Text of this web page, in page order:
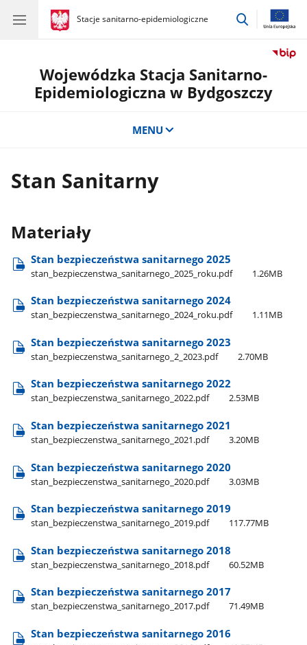
gov.pl
Stacje sanitarno-epidemiologiczne
gov.pl
Stacje
przejdź
Wojewódzka Stacja Sanitarno-
Epidemiologiczna w Bydgoszczy
MENU
Stan Sanitarny
Materiały
Stan bezpieczeństwa sanitarnego 2025
stan​_bezpieczenstwa​_sanitarnego​_2025​_roku.pdf 1.26MB
Stan bezpieczeństwa sanitarnego 2024
stan​_bezpieczenstwa​_sanitarnego​_2024​_roku.pdf 1.11MB
Stan bezpieczeństwa sanitarnego 2023
stan​_bezpieczenstwa​_sanitarnego​_2​_2023.pdf 2.70MB
Stan bezpieczeństwa sanitarnego 2022
stan​_bezpieczenstwa​_sanitarnego​_2022.pdf 2.53MB
Stan bezpieczeństwa sanitarnego 2021
stan​_bezpieczenstwa​_sanitarnego​_2021.pdf 3.20MB
Stan bezpieczeństwa sanitarnego 2020
stan​_bezpieczenstwa​_sanitarnego​_2020.pdf 3.03MB
Stan bezpieczeństwa sanitarnego 2019
stan​_bezpieczenstwa​_sanitarnego​_2019.pdf 117.77MB
Stan bezpieczeństwa sanitarnego 2018
stan​_bezpieczenstwa​_sanitarnego​_2018.pdf 60.52MB
Stan bezpieczeństwa sanitarnego 2017
stan​_bezpieczenstwa​_sanitarnego​_2017.pdf 71.49MB
Stan bezpieczeństwa sanitarnego 2016